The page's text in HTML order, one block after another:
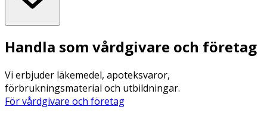
Handla som vårdgivare och företag
Vi erbjuder läkemedel, apoteksvaror,
förbrukningsmaterial och utbildningar.
För vårdgivare och företag